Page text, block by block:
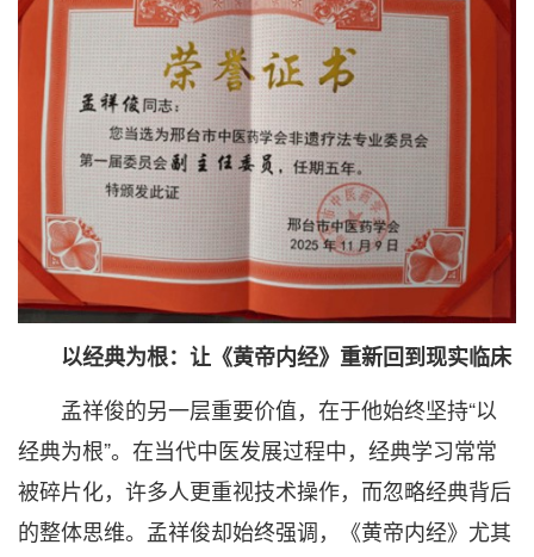
以经典为根：让《黄帝内经》重新回到现实临床
孟祥俊的另一层重要价值，在于他始终坚持“以
经典为根”。在当代中医发展过程中，经典学习常常
被碎片化，许多人更重视技术操作，而忽略经典背后
的整体思维。孟祥俊却始终强调，《黄帝内经》尤其